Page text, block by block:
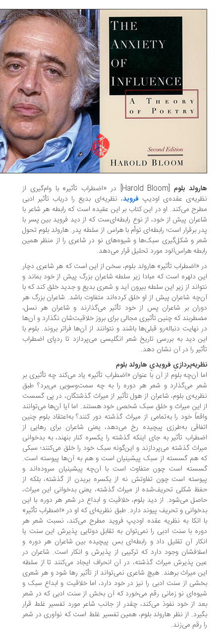
بلوم
[Harold Bloom] در «اضطراب تأثیر» با وام‌گیری از
عقده‌ی اودیپفروید ، نظریه‌ای بدیع را درباب تأثیر ادبی
می‌کند. او در این کتاب بر این عقیده است که رابطه هر شاعر با
پیش از خود، از نوع رابطه‌ای‌ست که از دید فروید بین پسر با
برقرار است؛ رابطه‌ای توأم با هراس از سلطه پدر. هارولد بلوم تحول
و شکل‌گیری سبک‌ها و شیوه‌های نو در شاعری را از منظر همین
هراس‌آلود مورد تحلیل قرار می‌دهد.
«اضطراب تأثیر» هارولد بلوم، سخن از این است که هر شاعری دچار
دلهره است که مبادا زیر سلطه شاعران بزرگ پیش از خود بماند و
از زیر این سلطه بیرون آید و شعری بدیع و جدید خلق کند که با
شاعران پیش از او خلق کرده‌اند متفاوت باشد. شاعران بزرگ هر
بر شاعران پس از خود تأثیر می‌گذارند و شاعران هر نسل،
که چنین تأثیری مجالی برای بروز خلاقیت‌شان نگذارد و آن‌ها
نهایت دنباله‌رو قبلی‌ها باشند و نتوانند از آن‌ها فراتر بروند. بلوم با
دید به بررسی تاریخ شعر انگلیسی می‌پردازد تا ردپای اضطراب
را در آن نشان دهد.
فرویدیِ هارولد بلوم
آن‌چه بلوم از آن با عنوان «اضطراب تأثیر» یاد می‌کند چه تأثیری بر
می‌گذارد و شعر هر دوره را به چه سمت‌وسویی می‌برد؟ طبق
بلوم، شاعران از هول تأثیر از میراث گذشتگان، در پی گسست
این میراث و خلق سبک شخصی خود هستند. اما آیا آن‌ها می‌توانند
خود را به‌تمامی از میراث گذشته دور کنند؟ به‌اعتقاد بلوم چنین
به‌طرزی پیچیده رخ می‌دهد، یعنی شاعران برای رهایی از
تأثیر به جای اینکه گذشته را یکسره کنار بنهند، به بدخوانی
گذشته می‌پردازند و این‌گونه سبک خود را خلق می‌کنند؛ سبکی
هم گسسته از سبک پیشینیان است و هم به آن‌ها پیوسته است.
است چون متفاوت است با آن‌چه پیشینیان سروده‌اند و
است چون تفاوتش نه از یکسره بریدن از گذشته، بلکه از
شکلی تحریف‌شده از میراث گذشته، یعنی بدخوانی این میراث،
می‌شود. از دید بلوم، خلاقیت و ابداع در شعر هر دوره با این
و تحریف پیوند دارد. طبق نظریه‌ای که او در «اضطراب تأثیر»
اتکا به نظریه عقده اودیپ فروید مطرح می‌کند، نسبت شعر هر
با سنت ادبی را نمی‌توان به تقابل دوتایی پذیرش این سنت یا
آن تقلیل داد و رابطه‌ای بس پیچیده بین شاعران هر دوره و
وجود دارد که ترکیبی از پذیرش و انکار است. شاعران در
پذیرش میراث گذشته، در آن انحراف ایجاد می‌کنند تا از سلطه
میراث برهند. هیچ شاعری نمی‌تواند از تأثیر رها شود و هر شعری
از سنت ادبی را نیز در خود دارد، اما خلاقیت و ابداع سبک و
نو زمانی رقم می‌خورد که آن بخش از سنت ادبی که در شعر
از خود نفوذ می‌کند، چقدر از جانب شاعر مورد تفسیر غلط قرار
از نظر هارولد بلوم، همین تفسیر غلط است که نوآوری در شعر
رقم می‌زند.